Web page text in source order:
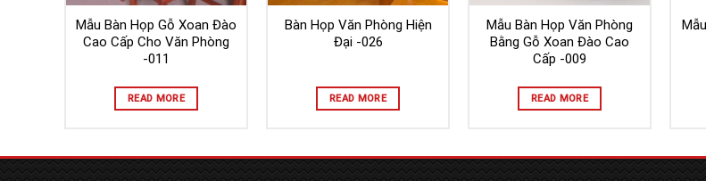
Mẫu Bàn Họp Gỗ Xoan Đào
Cao Cấp Cho Văn Phòng
-011
READ MORE
Bàn Họp Văn Phòng Hiện
Đại -026
READ MORE
Mẫu Bàn Họp Văn Phòng
Bằng Gỗ Xoan Đào Cao
Cấp -009
READ MORE